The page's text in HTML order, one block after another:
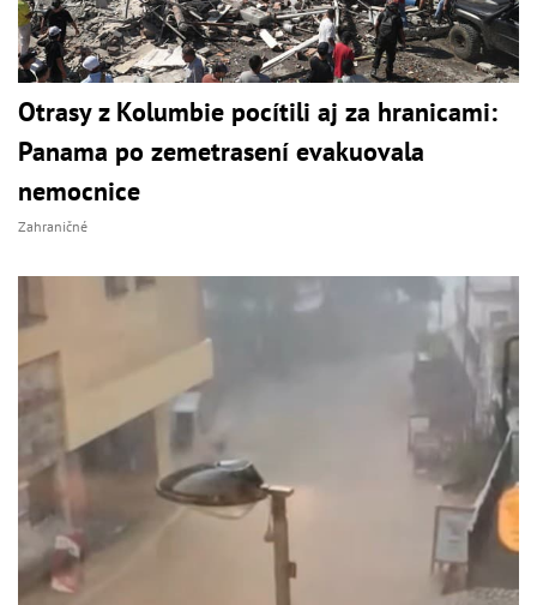
Otrasy z Kolumbie pocítili aj za hranicami:
Panama po zemetrasení evakuovala
nemocnice
Zahraničné